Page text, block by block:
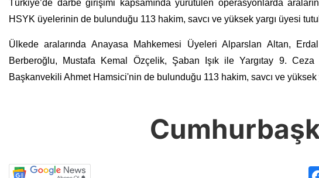
Türkiye’de darbe girişimi kapsamında yürütülen operasyonlarda
HSYK üyelerinin de bulunduğu 113 hakim, savcı ve yüksek yargı üyesi
Ülkede aralarında Anayasa Mahkemesi Üyeleri Alparslan Altan,
Berberoğlu, Mustafa Kemal Özçelik, Şaban Işık ile Yargıtay 9.
Başkanvekili Ahmet Hamsici'nin de bulunduğu 113 hakim, savcı ve yüksek